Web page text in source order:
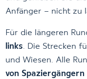
Anfänger – nicht zu
Für die längeren
links. Die Strecken
und Wiesen. Alle
von